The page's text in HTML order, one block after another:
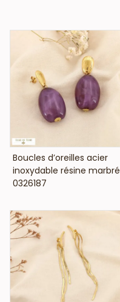
VOIR LE PRIX
Boucles d’oreilles acier
inoxydable résine marbré
0326187